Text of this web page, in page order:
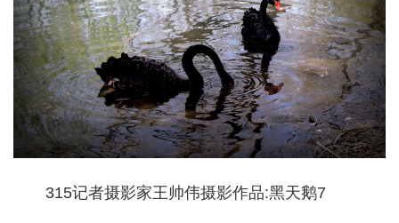
315记者摄影家王帅伟摄影作品:黑天鹅7